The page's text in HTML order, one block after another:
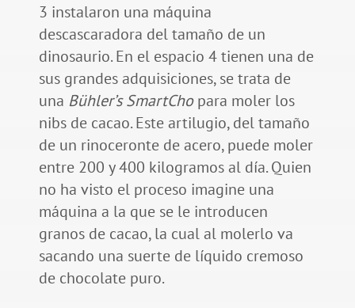
3 instalaron una máquina
descascaradora del tamaño de un
dinosaurio. En el espacio 4 tienen una de
sus grandes adquisiciones, se trata de
una Bühler’s SmartChopara moler los
nibs de cacao. Este artilugio, del tamaño
de un rinoceronte de acero, puede moler
entre 200 y 400 kilogramos al día. Quien
no ha visto el proceso imagine una
máquina a la que se le introducen
granos de cacao, la cual al molerlo va
sacando una suerte de líquido cremoso
de chocolate puro.